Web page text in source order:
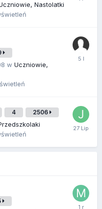
Nastolatki
w Uczniowie,
4 2506